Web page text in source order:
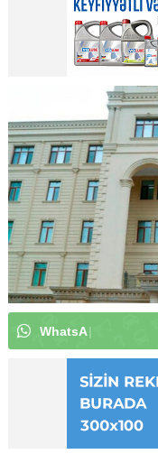
WhatsAp